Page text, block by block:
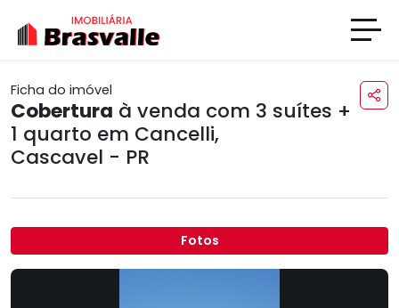
Ficha do imóvel
Cobertura à venda com 3 suítes +
1 quarto em Cancelli,
Cascavel - PR
Fotos